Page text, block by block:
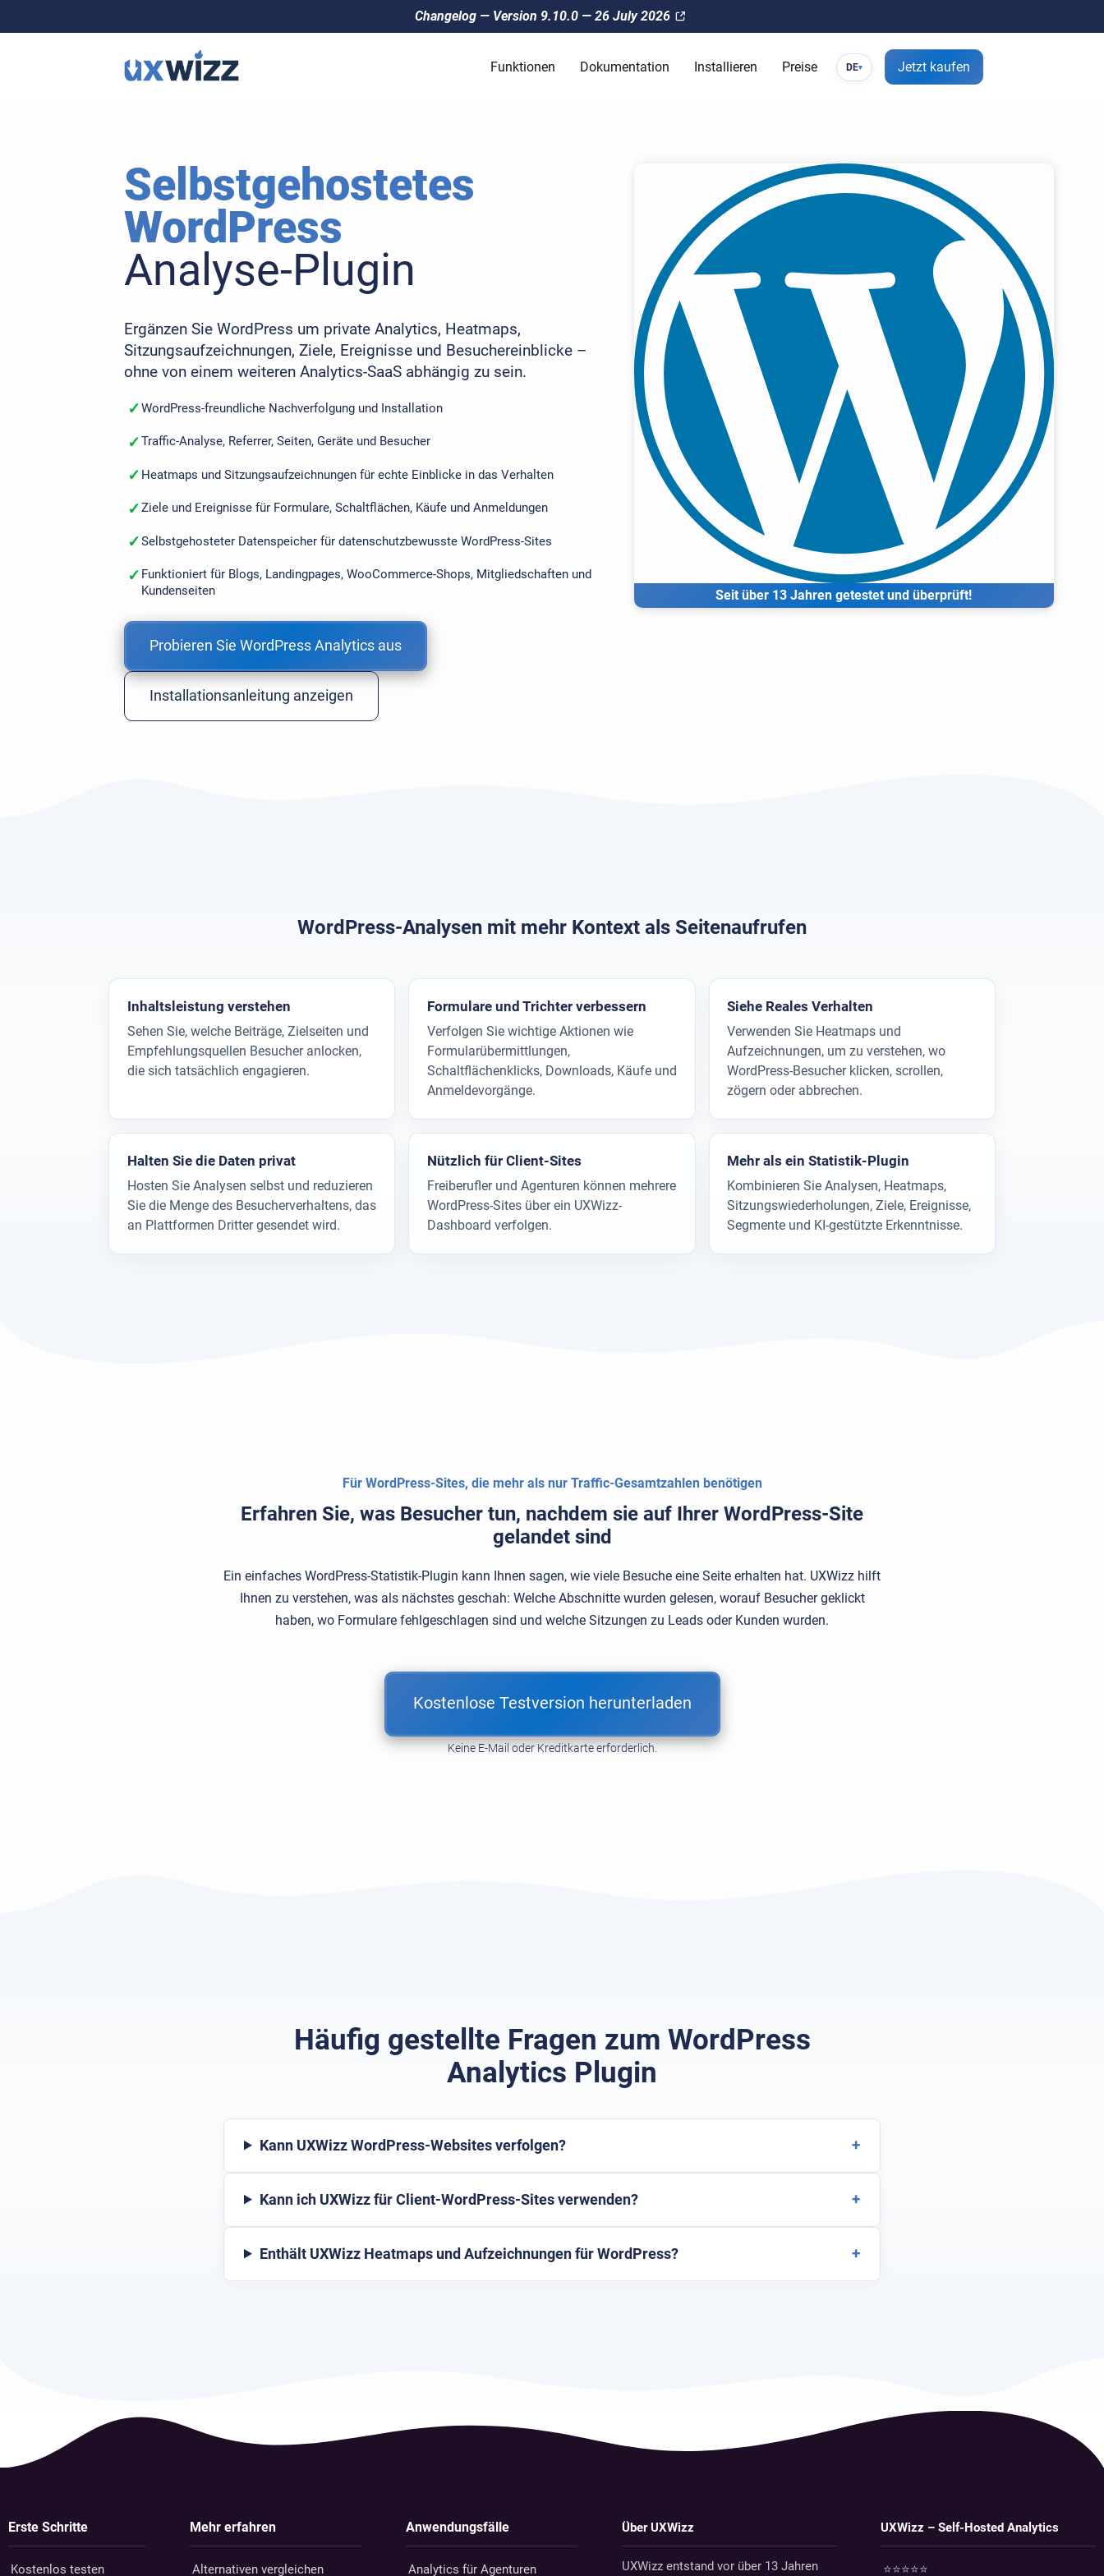
Changelog — Version 9.10.0 — 26 July 2026
Funktionen Dokumentation Installieren Preise DE▾ Jetzt kaufen
Selbstgehostetes
WordPress
Analyse-Plugin
Ergänzen Sie WordPress um private Analytics, Heatmaps,
Sitzungsaufzeichnungen, Ziele, Ereignisse und Besuchereinblicke –
ohne von einem weiteren Analytics-SaaS abhängig zu sein.
✓WordPress-freundliche Nachverfolgung und Installation
✓Traffic-Analyse, Referrer, Seiten, Geräte und Besucher
✓ Heatmaps und Sitzungsaufzeichnungen für echte Einblicke in das Verhalten
✓Ziele und Ereignisse für Formulare, Schaltflächen, Käufe und Anmeldungen
✓Selbstgehosteter Datenspeicher für datenschutzbewusste WordPress-Sites
✓ Funktioniert für Blogs, Landingpages, WooCommerce-Shops, Mitgliedschaften und
Kundenseiten
Probieren Sie WordPress Analytics aus
Installationsanleitung anzeigen
Seit über 13 Jahren getestet und überprüft!
WordPress-Analysen mit mehr Kontext als Seitenaufrufen
Inhaltsleistung verstehen
Sehen Sie, welche Beiträge, Zielseiten und
Empfehlungsquellen Besucher anlocken,
die sich tatsächlich engagieren.
Formulare und Trichter verbessern
Verfolgen Sie wichtige Aktionen wie
Formularübermittlungen,
Schaltflächenklicks, Downloads, Käufe und
Anmeldevorgänge.
Siehe Reales Verhalten
Verwenden Sie Heatmaps und
Aufzeichnungen, um zu verstehen, wo
WordPress-Besucher klicken, scrollen,
zögern oder abbrechen.
Halten Sie die Daten privat
Hosten Sie Analysen selbst und reduzieren
Sie die Menge des Besucherverhaltens, das
an Plattformen Dritter gesendet wird.
Nützlich für Client-Sites
Freiberufler und Agenturen können mehrere
WordPress-Sites über ein UXWizz-
Dashboard verfolgen.
Mehr als ein Statistik-Plugin
Kombinieren Sie Analysen, Heatmaps,
Sitzungswiederholungen, Ziele, Ereignisse,
Segmente und KI-gestützte Erkenntnisse.
Für WordPress-Sites, die mehr als nur Traffic-Gesamtzahlen benötigen
Erfahren Sie, was Besucher tun, nachdem sie auf Ihrer WordPress-Site
gelandet sind
Ein einfaches WordPress-Statistik-Plugin kann Ihnen sagen, wie viele Besuche eine Seite erhalten hat. UXWizz hilft
Ihnen zu verstehen, was als nächstes geschah: Welche Abschnitte wurden gelesen, worauf Besucher geklickt
haben, wo Formulare fehlgeschlagen sind und welche Sitzungen zu Leads oder Kunden wurden.
Kostenlose Testversion herunterladen
Keine E-Mail oder Kreditkarte erforderlich.
Häufig gestellte Fragen zum WordPress
Analytics Plugin
Kann UXWizz WordPress-Websites verfolgen? +
Kann ich UXWizz für Client-WordPress-Sites verwenden? +
Enthält UXWizz Heatmaps und Aufzeichnungen für WordPress? +
Erste Schritte
Kostenlos testen
Mehr erfahren
Alternativen vergleichen
Anwendungsfälle
Analytics für Agenturen
Über UXWizz
UXWizz entstand vor über 13 Jahren
UXWizz – Self-Hosted Analytics
⭐⭐⭐⭐⭐